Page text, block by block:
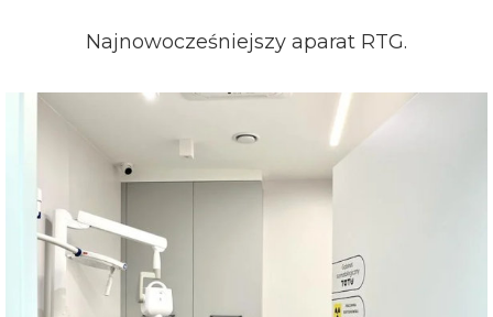
Najnowocześniejszy aparat RTG.